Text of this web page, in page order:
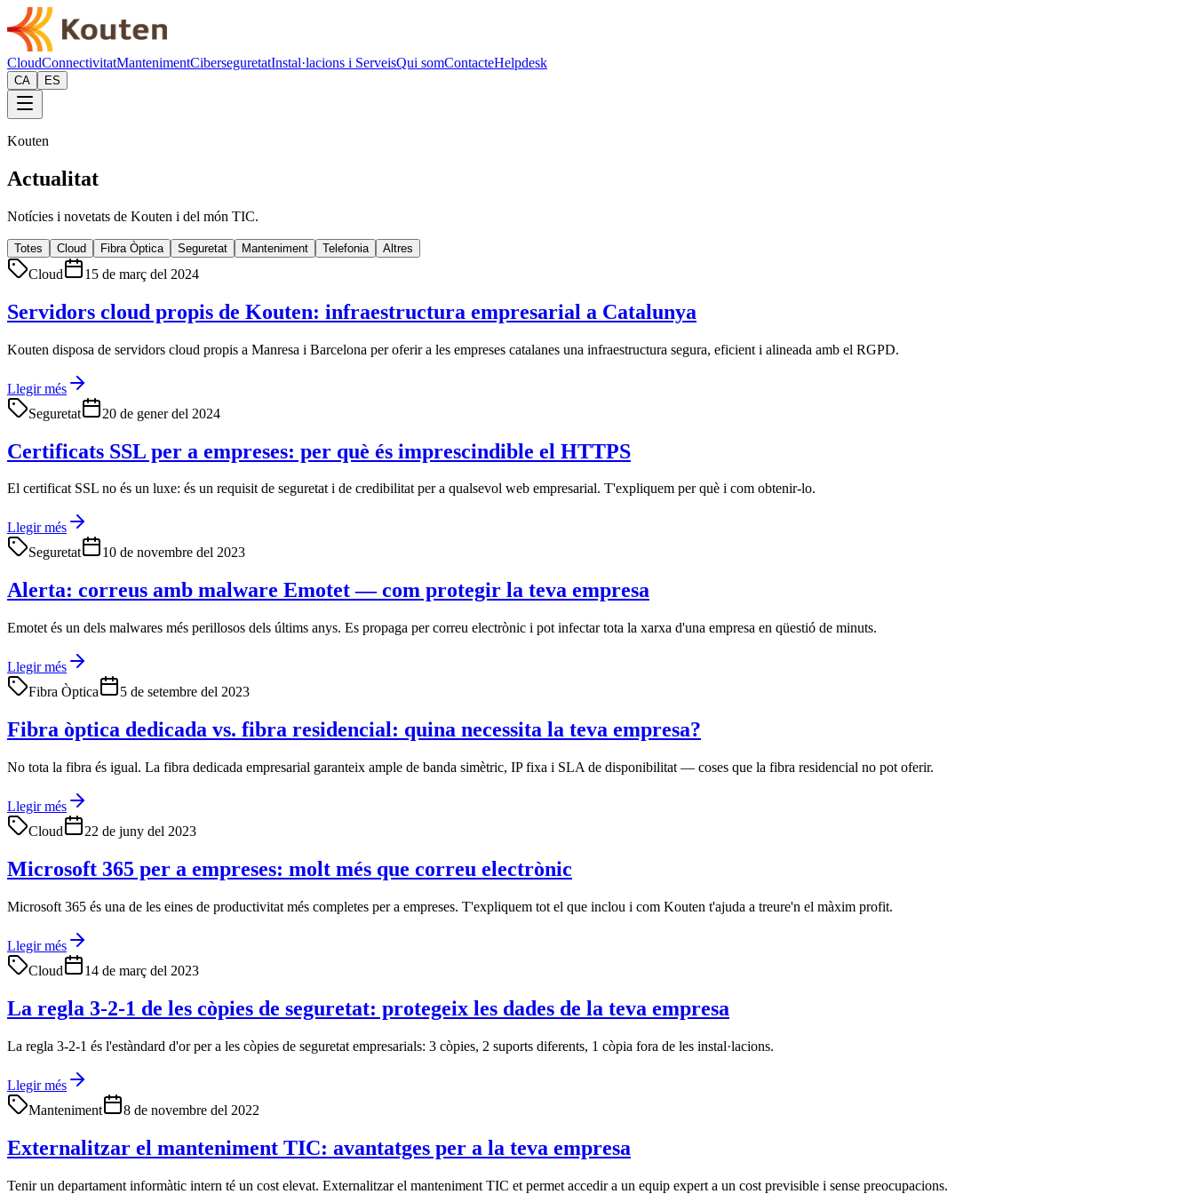
CloudConnectivitatMantenimentCiberseguretatInstal·lacions i ServeisQui somContacteHelpdesk
CA ES
Kouten
Actualitat
Notícies i novetats de Kouten i del món TIC.
Totes Cloud Fibra Òptica Seguretat Manteniment Telefonia Altres
Cloud 15 de març del 2024
Servidors cloud propis de Kouten: infraestructura empresarial a Catalunya
Kouten disposa de servidors cloud propis a Manresa i Barcelona per oferir a les empreses catalanes una infraestructura segura, eficient i alineada amb el RGPD.
Llegir més
Seguretat
20 de gener del 2024
Certificats SSL per a empreses: per què és imprescindible el HTTPS
El certificat SSL no és un luxe: és un requisit de seguretat i de credibilitat per a qualsevol web empresarial. T'expliquem per què i com obtenir-lo.
Llegir més
Seguretat
10 de novembre del 2023
Alerta: correus amb malware Emotet — com protegir la teva empresa
Emotet és un dels malwares més perillosos dels últims anys. Es propaga per correu electrònic i pot infectar tota la xarxa d'una empresa en qüestió de minuts.
Llegir més
Fibra Òptica
5 de setembre del 2023
Fibra òptica dedicada vs. fibra residencial: quina necessita la teva empresa?
No tota la fibra és igual. La fibra dedicada empresarial garanteix ample de banda simètric, IP fixa i SLA de disponibilitat — coses que la fibra residencial no pot oferir.
Llegir més
Cloud
22 de juny del 2023
Microsoft 365 per a empreses: molt més que correu electrònic
Microsoft 365 és una de les eines de productivitat més completes per a empreses. T'expliquem tot el que inclou i com Kouten t'ajuda a treure'n el màxim profit.
Llegir més
Cloud
14 de març del 2023
La regla 3-2-1 de les còpies de seguretat: protegeix les dades de la teva empresa
La regla 3-2-1 és l'estàndard d'or per a les còpies de seguretat empresarials: 3 còpies, 2 suports diferents, 1 còpia fora de les instal·lacions.
Llegir més
Manteniment
8 de novembre del 2022
Externalitzar el manteniment TIC: avantatges per a la teva empresa
Tenir un departament informàtic intern té un cost elevat. Externalitzar el manteniment TIC et permet accedir a un equip expert a un cost previsible i sense preocupacions.